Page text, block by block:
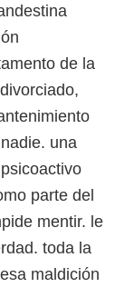
de la
una
parte del
mentir. le
toda la
maldición